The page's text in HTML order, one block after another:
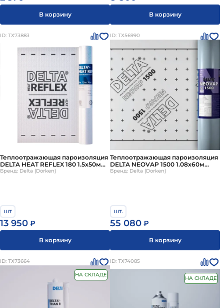
В корзину В корзину
ID: ТХ73883
Теплоотражающая пароизоляция
DELTA HEAT REFLEX 180 1.5х50м
75м2
Бренд: Delta (Dorken)
шт
13 950 ₽
В корзину
ID: ТХ56990
Теплоотражающая пароизоляция
DELTA NEOVAP 1500 1.08х60м
64.8м2
Бренд: Delta (Dorken)
шт.
55 080 ₽
В корзину
ID: ТХ73664
НА СКЛАДЕ
ID: ТХ74085
НА СКЛАДЕ